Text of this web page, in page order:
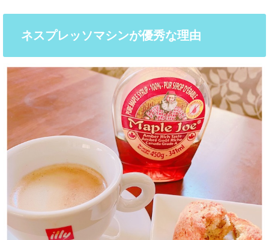
ネスプレッソマシンが優秀な理由